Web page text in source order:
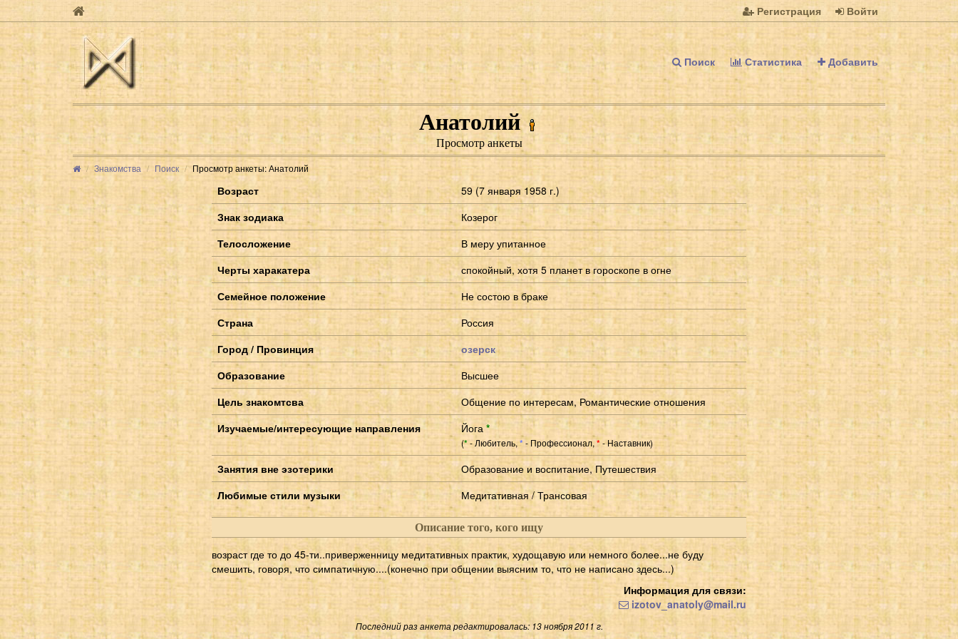
Регистрация Войти
Поиск Статистика Добавить
Анатолий
Просмотр анкеты
Знакомства Поиск Просмотр анкеты: Анатолий
Возраст
59 (7 января 1958 г.)
Знак зодиака
Козерог
Телосложение
В меру упитанное
Черты харакатера
спокойный, хотя 5 планет в гороскопе в огне
Семейное положение
Не состою в браке
Страна
Россия
Город / Провинция
озерск
Образование
Высшее
Цель знакомтсва
Общение по интересам, Романтические отношения
Изучаемые/интересующие направления
Йога*
(*- Любитель,*- Профессионал,* - Наставник)
Занятия вне эзотерики
Образование и воспитание, Путешествия
Любимые стили музыки
Медитативная / Трансовая
Описание того, кого ищу
возраст где то до 45-ти..приверженницу медитативных практик, худощавую или немного более...не буду
смешить, говоря, что симпатичную....(конечно при общении выясним то, что не написано здесь...)
Информация для связи:
izotov_anatoly@mail.ru
Последний раз анкета редактировалась: 13 ноября 2011 г.